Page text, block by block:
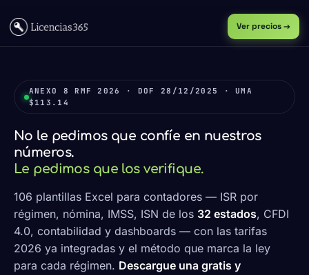
Ver precios →
ANEXO 8 RMF 2026 · DOF 28/12/2025 · UMA
$113.14
No le pedimos que confíe en nuestros
números.
Le pedimos que los verifique.
106 plantillas Excel para contadores — ISR por
régimen, nómina, IMSS, ISN de los 32 estados, CFDI
4.0, contabilidad y dashboards — con las tarifas
2026 ya integradas y el método que marca la ley
para cada régimen. Descargue una gratis y